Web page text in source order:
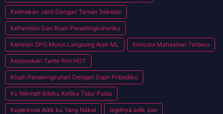
Keenakan Jahil Dengan Teman Sekelas
Kehamilan Dari Buah Perselingkuhanku
Kenalan SPG Mulus Langsung Ajak ML Kencani Mahasiswi Terbaru
Keponakan Tante Rini HOT
KIsah Perselingkuhan Dengan Supir Pribadiku
Ku Nikmati Bibiku Ketika Tidur Pulas
Kuperkosa Adik ku Yang Nakal legitnya adik ipar